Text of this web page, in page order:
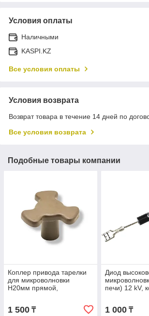
Условия оплаты
Наличными
KASPI.KZ
Все условия оплаты
Условия возврата
Возврат товара в течение 14 дней по
Все условия возврата
Подобные товары компании
Коплер привода тарелки
для микроволновки
H20мм прямой,
крыльчатка, MCW910UN,
8365
1 500 ₸
Диод
печи) 12 kV,
1 000₸